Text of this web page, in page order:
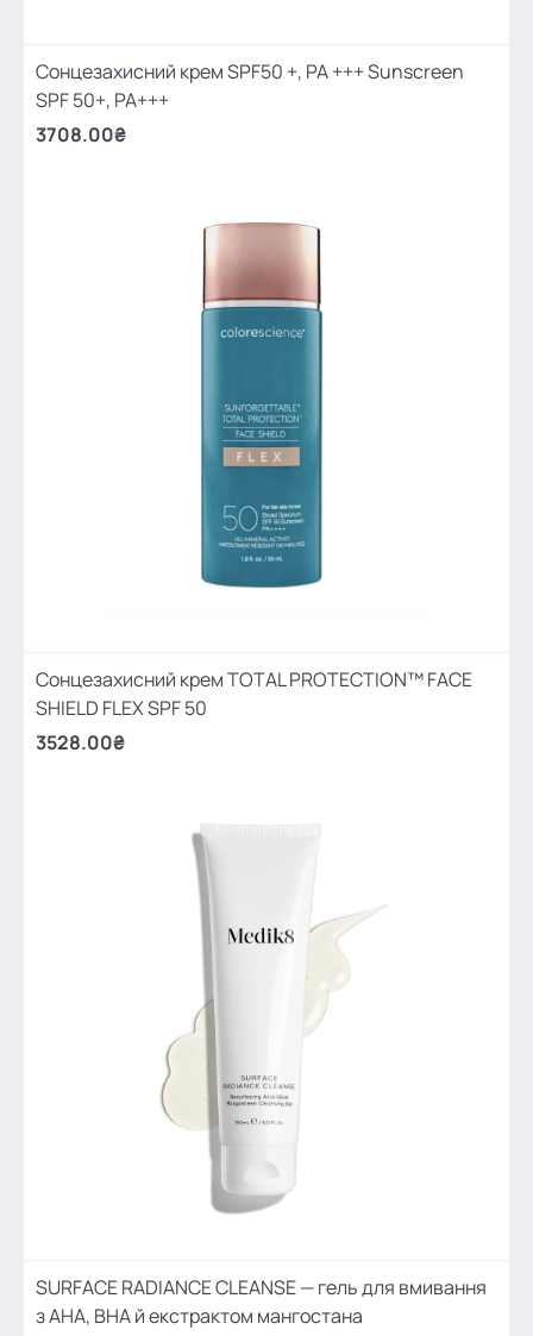
Сонцезахисний крем SPF50 +, PA +++ Sunscreen
SPF 50+, PA+++
3708.00₴
Сонцезахисний крем TOTAL PROTECTION™ FACE
SHIELD FLEX SPF 50
3528.00₴
SURFACE RADIANCE CLEANSE — гель для вмивання
з АНА, ВНА й екстрактом мангостана